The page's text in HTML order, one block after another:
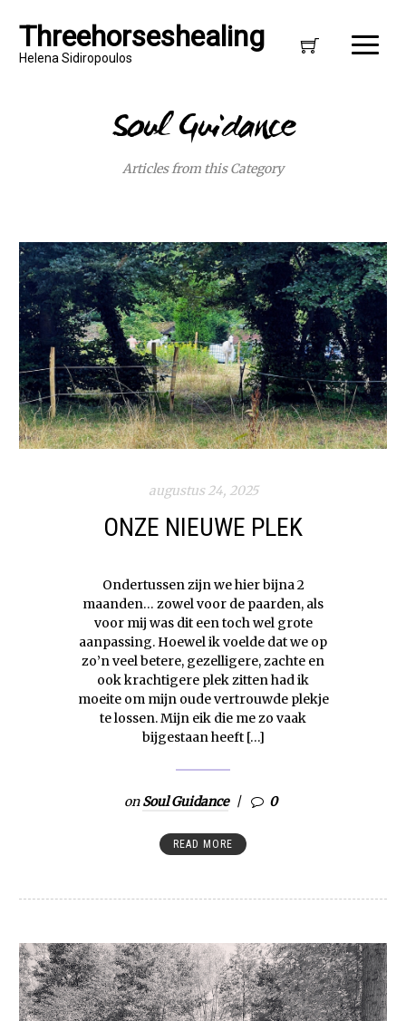
Threehorseshealing
Helena Sidiropoulos
Soul Guidance
Articles from this Category
augustus 24, 2025
ONZE NIEUWE PLEK
Ondertussen zijn we hier bijna 2
maanden… zowel voor de paarden, als
voor mij was dit een toch wel grote
aanpassing. Hoewel ik voelde dat we op
zo’n veel betere, gezelligere, zachte en
ook krachtigere plek zitten had ik
moeite om mijn oude vertrouwde plekje
te lossen. Mijn eik die me zo vaak
bijgestaan heeft […]
onSoul Guidance 0
READ MORE